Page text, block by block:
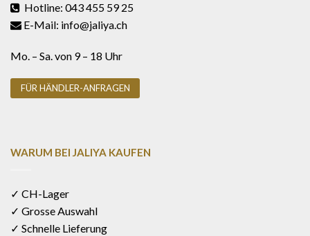
Hotline: 043 455 59 25
E-Mail: info@jaliya.ch
Mo. – Sa. von 9 – 18 Uhr
FÜR HÄNDLER-ANFRAGEN
WARUM BEI JALIYA KAUFEN
✓ CH-Lager
✓ Grosse Auswahl
✓ Schnelle Lieferung